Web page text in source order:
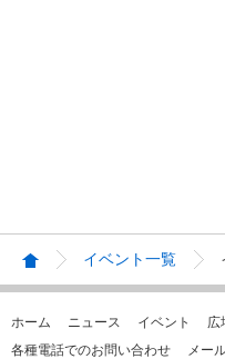
イベント一覧
ホーム ニュース イベント 広
各種電話でのお問い合わせ
メー